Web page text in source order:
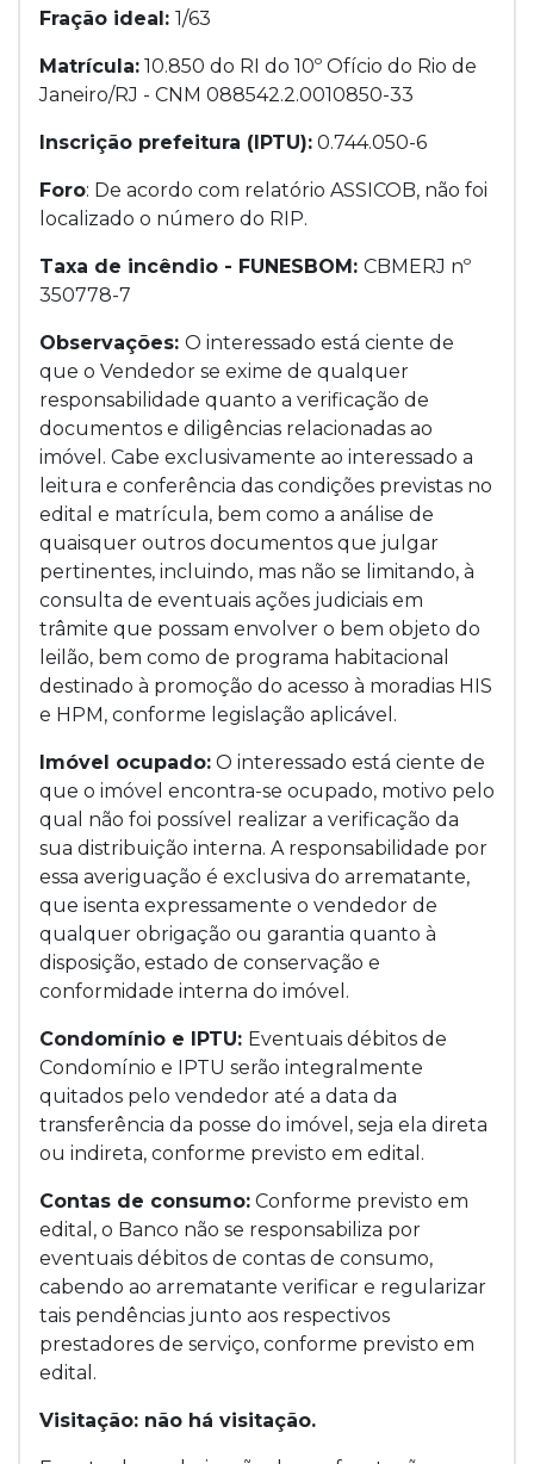
Fração ideal: 1/63
Matrícula: 10.850 do RI do 10º Ofício do Rio de
Janeiro/RJ - CNM 088542.2.0010850-33
Inscrição prefeitura (IPTU): 0.744.050-6
Foro: De acordo com relatório ASSICOB, não foi
localizado o número do RIP.
Taxa de incêndio - FUNESBOM: CBMERJ nº
350778-7
Observações: O interessado está ciente de
que o Vendedor se exime de qualquer
responsabilidade quanto a verificação de
documentos e diligências relacionadas ao
imóvel. Cabe exclusivamente ao interessado a
leitura e conferência das condições previstas no
edital e matrícula, bem como a análise de
quaisquer outros documentos que julgar
pertinentes, incluindo, mas não se limitando, à
consulta de eventuais ações judiciais em
trâmite que possam envolver o bem objeto do
leilão, bem como de programa habitacional
destinado à promoção do acesso à moradias HIS
e HPM, conforme legislação aplicável.
Imóvel ocupado: O interessado está ciente de
que o imóvel encontra-se ocupado, motivo pelo
qual não foi possível realizar a verificação da
sua distribuição interna. A responsabilidade por
essa averiguação é exclusiva do arrematante,
que isenta expressamente o vendedor de
qualquer obrigação ou garantia quanto à
disposição, estado de conservação e
conformidade interna do imóvel.
Condomínio e IPTU: Eventuais débitos de
Condomínio e IPTU serão integralmente
quitados pelo vendedor até a data da
transferência da posse do imóvel, seja ela direta
ou indireta, conforme previsto em edital.
Contas de consumo: Conforme previsto em
edital, o Banco não se responsabiliza por
eventuais débitos de contas de consumo,
cabendo ao arrematante verificar e regularizar
tais pendências junto aos respectivos
prestadores de serviço, conforme previsto em
edital.
Visitação: não há visitação.